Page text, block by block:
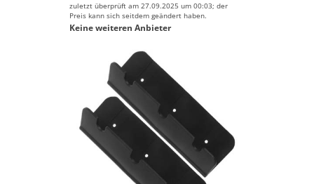
zuletzt überprüft am 27.09.2025 um 00:03; der
Preis kann sich seitdem geändert haben.
Keine weiteren Anbieter